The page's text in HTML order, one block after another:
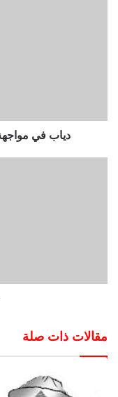
دياب في
مقالات ذات صلة